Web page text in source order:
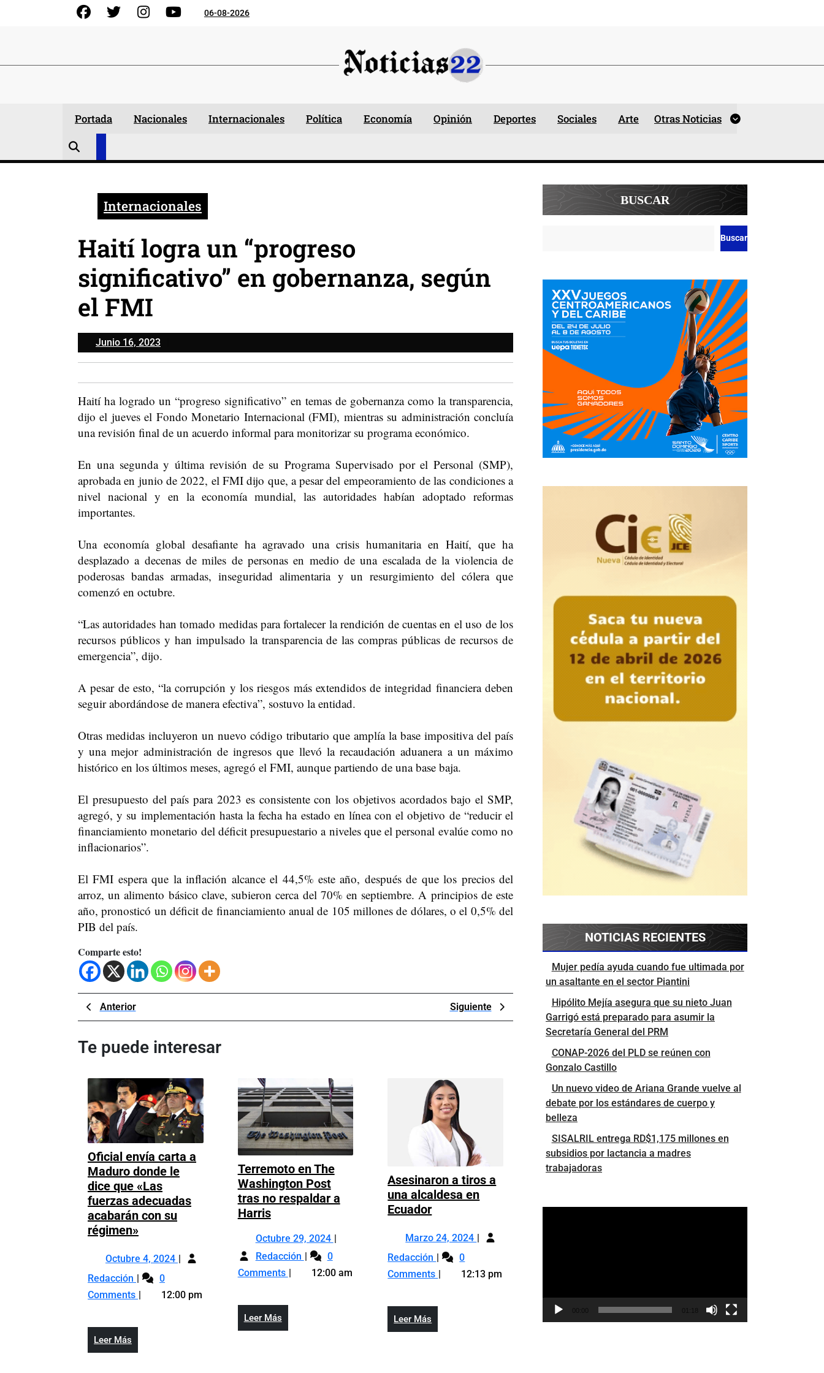
FacebookGorjeo InstagramYouTube06-08-2026
Portada Nacionales Internacionales Política Economía Opinión Deportes Sociales Arte Otras Noticias
Internacionales
Haití logra un “progreso
significativo” en gobernanza, según
el FMI
Junio 16, 2023Junio
16,
Haití ha logrado un “progreso significativo” en temas de gobernanza como la transparencia,
dijo el jueves el Fondo Monetario Internacional (FMI), mientras su administración concluía
una revisión final de un acuerdo informal para monitorizar su programa económico.
En una segunda y última revisión de su Programa Supervisado por el Personal (SMP),
aprobada en junio de 2022, el FMI dijo que, a pesar del empeoramiento de las condiciones a
nivel nacional y en la economía mundial, las autoridades habían adoptado reformas
importantes.
Una economía global desafiante ha agravado una crisis humanitaria en Haití, que ha
desplazado a decenas de miles de personas en medio de una escalada de la violencia de
poderosas bandas armadas, inseguridad alimentaria y un resurgimiento del cólera que
comenzó en octubre.
“Las autoridades han tomado medidas para fortalecer la rendición de cuentas en el uso de los
recursos públicos y han impulsado la transparencia de las compras públicas de recursos de
emergencia”, dijo.
A pesar de esto, “la corrupción y los riesgos más extendidos de integridad financiera deben
seguir abordándose de manera efectiva”, sostuvo la entidad.
Otras medidas incluyeron un nuevo código tributario que amplía la base impositiva del país
y una mejor administración de ingresos que llevó la recaudación aduanera a un máximo
histórico en los últimos meses, agregó el FMI, aunque partiendo de una base baja.
El presupuesto del país para 2023 es consistente con los objetivos acordados bajo el SMP,
agregó, y su implementación hasta la fecha ha estado en línea con el objetivo de “reducir el
financiamiento monetario del déficit presupuestario a niveles que el personal evalúe como no
inflacionarios”.
El FMI espera que la inflación alcance el 44,5% este año, después de que los precios del
arroz, un alimento básico clave, subieron cerca del 70% en septiembre. A principios de este
año, pronosticó un déficit de financiamiento anual de 105 millones de dólares, o el 0,5% del
PIB del país.
Comparte esto!
Navegación
de
entradas
AnteriorPrevious
Post
Siguiente
Post
Te puede interesar
Oficial envía carta a
Maduro donde le
dice que «Las
fuerzas adecuadas
acabarán con su
régimen»
carta
a
Maduro
donde
Octubre 4, 2024 Octubre
Redacción Oficial
envía
0
Comments
12:00 pm
Leer Más
Más
Terremoto en The
Washington Post
tras no respaldar a
HarrisTerremoto
The
Washington
Post
respaldar
a
Octubre 29, 2024 Octubre
29,
2024
Redacción Terremoto
en
0
Comments
12:00 am
Leer MásLeer
Más
Asesinaron a tiros a
una alcaldesa en
EcuadorAsesinaron
tiros
a
una
alcaldesa
Marzo 24, 2024 Marzo
Redacción Asesinaron
a
0
Comments
12:13 pm
Leer Más
Más
BUSCAR
Buscar
NOTICIAS RECIENTES
Mujer pedía ayuda cuando fue ultimada por
un asaltante en el sector Piantini
Hipólito Mejía asegura que su nieto Juan
Garrigó está preparado para asumir la
Secretaría General del PRM
CONAP-2026 del PLD se reúnen con
Gonzalo Castillo
Un nuevo video de Ariana Grande vuelve al
debate por los estándares de cuerpo y
belleza
SISALRIL entrega RD$1,175 millones en
subsidios por lactancia a madres
trabajadoras
00:00 01:18